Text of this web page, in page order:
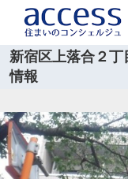
新宿区上落合２
情報